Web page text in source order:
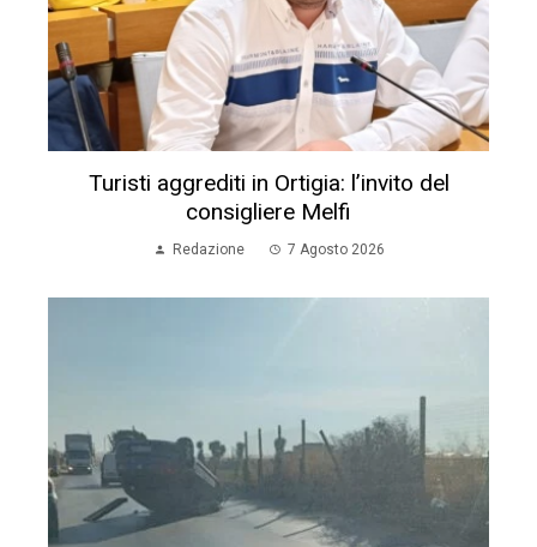
Turisti aggrediti in Ortigia: l’invito del
consigliere Melfi
Redazione 7 Agosto 2026